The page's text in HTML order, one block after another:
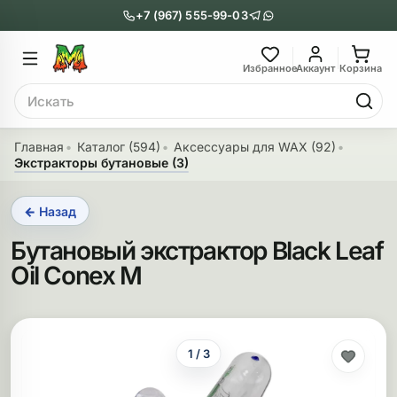
+7 (967) 555-99-03
ИзбранноеАккаунт Корзина
Поиск
Главное меню
Бонги
бонги
с перколятором
бонги
Главное
Трубки
Металлические
Выпариватели
Главная Каталог (594)
Аксессуары для WAX (92)
Экстракторы бутановые (3)
← Назад
Бутановый экстрактор Black Leaf
Oil Conex M
1 / 3